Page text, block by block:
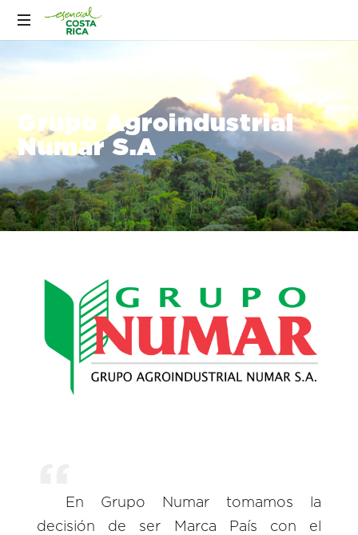
Grupo Agroindustrial
Numar S.A
En Grupo Numar tomamos la
decisión de ser Marca País con el